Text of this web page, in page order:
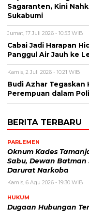
Sagaranten, Kini
Sukabumi
Jumat, 17 Juli 2026 - 10:53 WIB
Cabai Jadi Harapan
Panggul Air Jauh ke
Kamis, 2 Juli 2026 - 10:21 WIB
Budi Azhar Tegaskan
Perempuan dalam
BERITA TERBARU
PARLEMEN
Oknum Kades
Sabu, Dewan Batman
Darurat Narkoba
Kamis, 6 Agu 2026 - 19:30 WIB
HUKUM
Dugaan Hubungan